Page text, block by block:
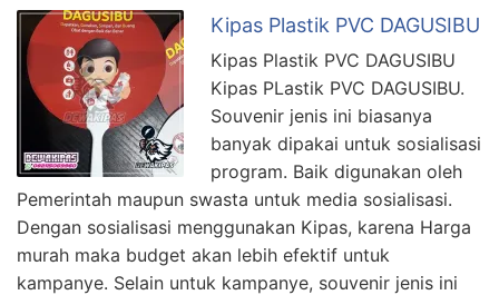
Kipas Plastik PVC DAGUSIBU
Kipas Plastik PVC DAGUSIBU
Kipas PLastik PVC DAGUSIBU.
Souvenir jenis ini biasanya
banyak dipakai untuk sosialisasi
program. Baik digunakan oleh
Pemerintah maupun swasta untuk media sosialisasi.
Dengan sosialisasi menggunakan Kipas, karena Harga
murah maka budget akan lebih efektif untuk
kampanye. Selain untuk kampanye, souvenir jenis ini